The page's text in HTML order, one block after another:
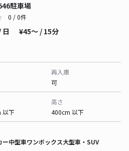
駐車場
0 / 0件
日 ¥45〜 / 15分
再入庫
可
以下
高さ
400cm 以下
ー中型車ワンボックス大型車・SUV